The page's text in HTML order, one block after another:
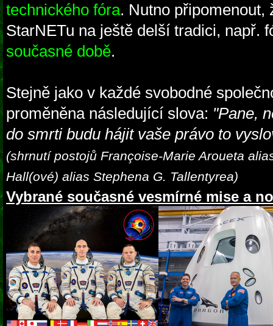
technického fóra. Nutno připomenout,
StarNETu na ještě delší tradici, např.
současné době.
Stejně jako v každé svobodné
proměněna následující slova: "Pane,
do smrti budu hájit vaše právo to
(shrnutí postojů Françoise-Marie Aroueta
Hall(ové) alias Stephena G. Tallentyrea)
Vybrané současné vesmírné mise a